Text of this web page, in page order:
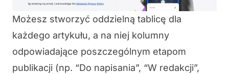
Możesz stworzyć oddzielną tablicę dla
każdego artykułu, a na niej kolumny
odpowiadające poszczególnym etapom
publikacji (np. “Do napisania”, “W redakcji”,